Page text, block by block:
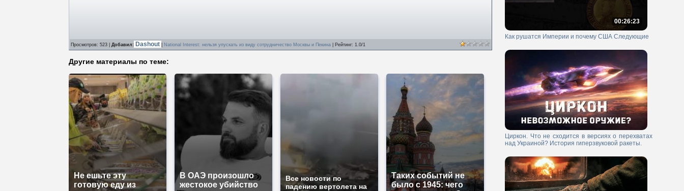
Просмотров: 523 | Добавил: Dashout National Interest: нельзя упускать из виду сотрудничество Москвы и Пекина Рейтинг: 1.0/1
Другие материалы по теме:
Не ешьте эту
готовую еду из
В ОАЭ произошло
жестокое убийство
Все новости по
падению вертолета на
Таких событий не
было с 1945: чего
00:26:23
Как рушатся Империи и почему США Следующие
Циркон. Что не сходится в версиях о перехватах
над Украиной? История гиперзвуковой ракеты.